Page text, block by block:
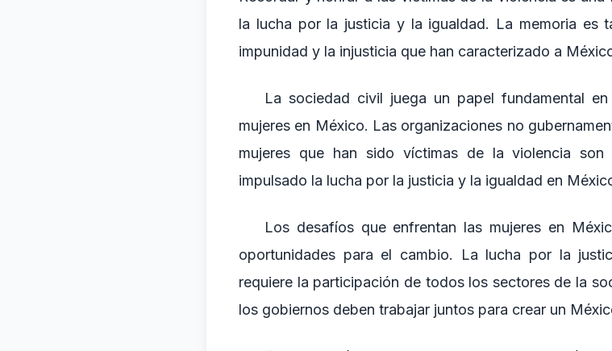
la lucha por la justicia y la igualdad. La memoria es
impunidad y la injusticia que han caracterizado a
La sociedad civil juega un papel fundamental
mujeres en México. Las organizaciones no
mujeres que han sido víctimas de la violencia
impulsado la lucha por la justicia y la igualdad en
Los desafíos que enfrentan las mujeres en
oportunidades para el cambio. La lucha por la
requiere la participación de todos los sectores de la
los gobiernos deben trabajar juntos para crear un